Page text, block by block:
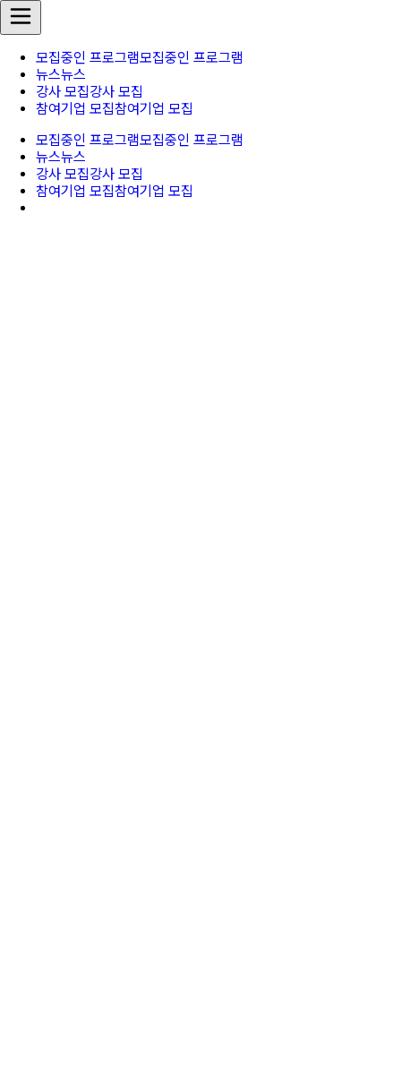
모집중인 프로그램모집중인 프로그램
뉴스뉴스
강사 모집강사 모집
참여기업 모집참여기업 모집
모집중인 프로그램모집중인 프로그램
뉴스뉴스
강사 모집강사 모집
참여기업 모집참여기업 모집